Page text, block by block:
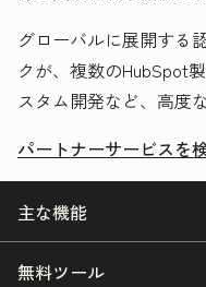
グローバルに展開する
クが、複数のHubSpot
スタム開発など、高度
パートナーサービスを
主な機能
無料ツール